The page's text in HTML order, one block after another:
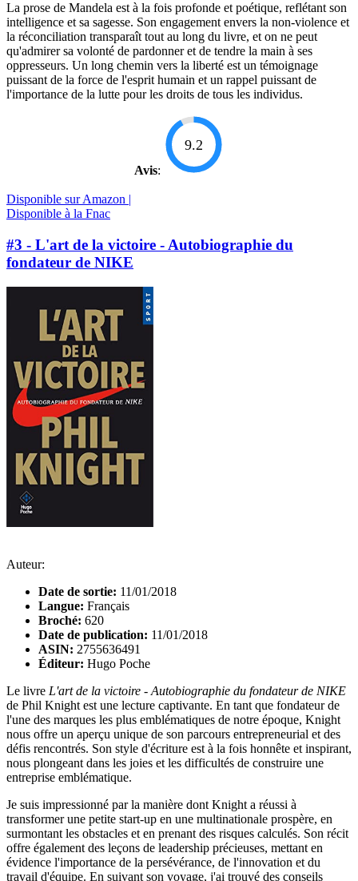
La prose de Mandela est à la fois profonde et poétique, reflétant son
intelligence et sa sagesse. Son engagement envers la non-violence et
la réconciliation transparaît tout au long du livre, et on ne peut
qu'admirer sa volonté de pardonner et de tendre la main à ses
oppresseurs. Un long chemin vers la liberté est un témoignage
puissant de la force de l'esprit humain et un rappel puissant de
l'importance de la lutte pour les droits de tous les individus.
Avis:
9.2
Disponible sur Amazon |
Disponible à la Fnac
#3 - L'art de la victoire - Autobiographie du
fondateur de NIKE
Auteur:
Date de sortie: 11/01/2018
Langue: Français
Broché: 620
Date de publication: 11/01/2018
ASIN: 2755636491
Éditeur: Hugo Poche
Le livre L'art de la victoire - Autobiographie du fondateur de NIKE
de Phil Knight est une lecture captivante. En tant que fondateur de
l'une des marques les plus emblématiques de notre époque, Knight
nous offre un aperçu unique de son parcours entrepreneurial et des
défis rencontrés. Son style d'écriture est à la fois honnête et inspirant,
nous plongeant dans les joies et les difficultés de construire une
entreprise emblématique.
Je suis impressionné par la manière dont Knight a réussi à
transformer une petite start-up en une multinationale prospère, en
surmontant les obstacles et en prenant des risques calculés. Son récit
offre également des leçons de leadership précieuses, mettant en
évidence l'importance de la persévérance, de l'innovation et du
travail d'équipe. En suivant son voyage, j'ai trouvé des conseils